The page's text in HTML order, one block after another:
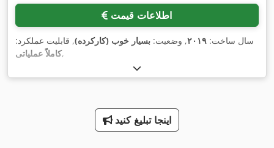
اطلاعات قیمت
سال ساخت: ۲۰۱۹, وضعیت: بسیار خوب (کارکرده), قابلیت عملکرد:
کاملاً عملیاتی,
اینجا تبلیغ کنید